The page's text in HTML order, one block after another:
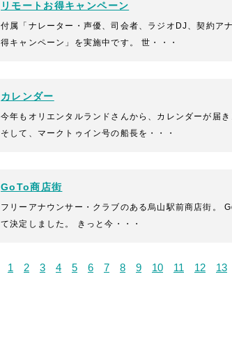
リモートお得キャンペーン
付属「ナレーター・声優、司会者、ラジオDJ、契約ア
得キャンペーン」を実施中です。 世・・・
カレンダー
今年もオリエンタルランドさんから、カレンダーが届
そして、マークトゥイン号の船長を・・・
GoTo商店街
フリーアナウンサー・クラブのある烏山駅前商店街。
て決定しました。 きっと今・・・
1 2 3 4 5 6 7 8 9 10 11 12 13